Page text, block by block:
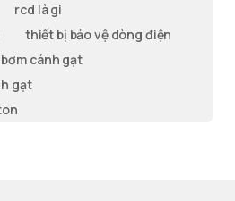
rcd là gi
thiết bị bảo vệ dòng điện
cánh gạt
gạt